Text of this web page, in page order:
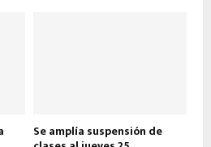
Se amplía suspensión de